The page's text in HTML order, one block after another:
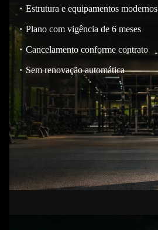
Estrutura e equipamentos modernos
Plano com vigência de 6 meses
Cancelamento conforme contrato
Sem renovação automática